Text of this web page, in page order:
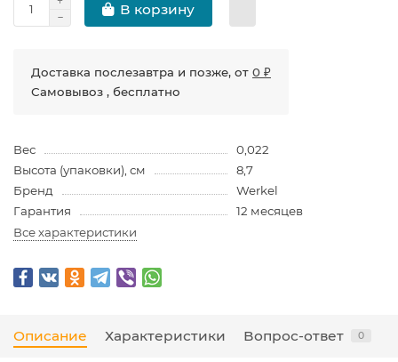
В корзину
Доставка послезавтра и позже, от 0 ₽
Самовывоз , бесплатно
Вес
0,022
Высота (упаковки), см
8,7
Бренд
Werkel
Гарантия
12 месяцев
Все характеристики
Описание Характеристики Вопрос-ответ 0